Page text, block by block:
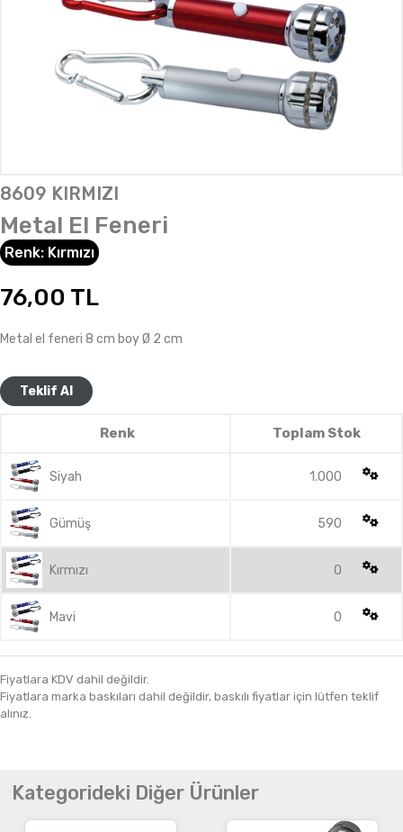
8609 KIRMIZI
Metal El Feneri
Renk: Kırmızı
76,00 TL
Metal el feneri 8 cm boy Ø 2 cm
Teklif Al
Renk Toplam Stok
Siyah 1.000
Gümüş 590
Kırmızı 0
Mavi 0
Fiyatlara KDV dahil değildir.
Fiyatlara marka baskıları dahil değildir, baskılı fiyatlar için lütfen teklif
alınız.
Kategorideki Diğer Ürünler